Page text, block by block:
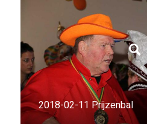
2018-02-11 Prijzenbal